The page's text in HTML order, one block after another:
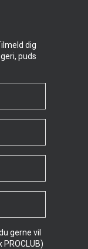
dig
puds
gerne vil